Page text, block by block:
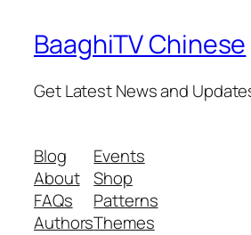
BaaghiTV Chinese
Get Latest News and
Blog
About
FAQs
Authors
Events
Shop
Patterns
Themes